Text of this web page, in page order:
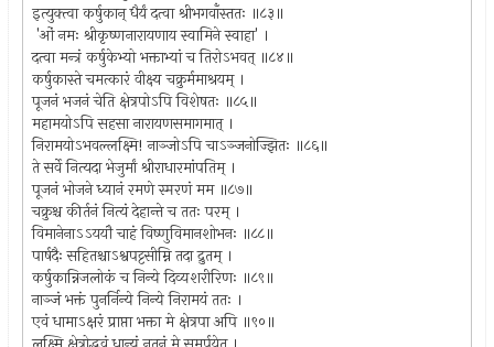
इत्युक्त्वा कर्षुकान् धैर्यं दत्वा श्रीभगवाँस्ततः ॥८३॥
'ओं नमः श्रीकृष्णनारायणाय स्वामिने स्वाहा' ।
दत्वा मन्त्रं कर्षुकेभ्यो भक्ताभ्यां च तिरोऽभवत् ॥८४॥
कर्षुकास्ते चमत्कारं वीक्ष्य चक्रुर्ममाश्रयम् ।
पूजनं भजनं चेति क्षेत्रपोऽपि विशेषतः ॥८५॥
महामयोऽपि सहसा नारायणसमागमात् ।
निरामयोऽभवल्लक्ष्मि! नाञ्जोऽपि चाऽञ्जनोज्झितः ॥८६॥
ते सर्वे नित्यदा भेजुर्मां श्रीराधारमांपतिम् ।
पूजनं भोजने ध्यानं रमणे स्मरणं मम ॥८७॥
चक्रुश्च कीर्तनं नित्यं देहान्ते च ततः परम् ।
विमानेनाऽऽययौ चाहं विष्णुविमानशोभनः ॥८८॥
पार्षदैः सहितश्चाऽश्वपट्टसीम्नि तदा द्रुतम् ।
कर्षुकान्निजलोकं च निन्ये दिव्यशरीरिणः ॥८९॥
नाञ्जं भक्तं पुनर्निन्ये निन्ये निरामयं ततः ।
एवं धामाऽक्षरं प्राप्ता भक्ता मे क्षेत्रपा अपि ॥९०॥